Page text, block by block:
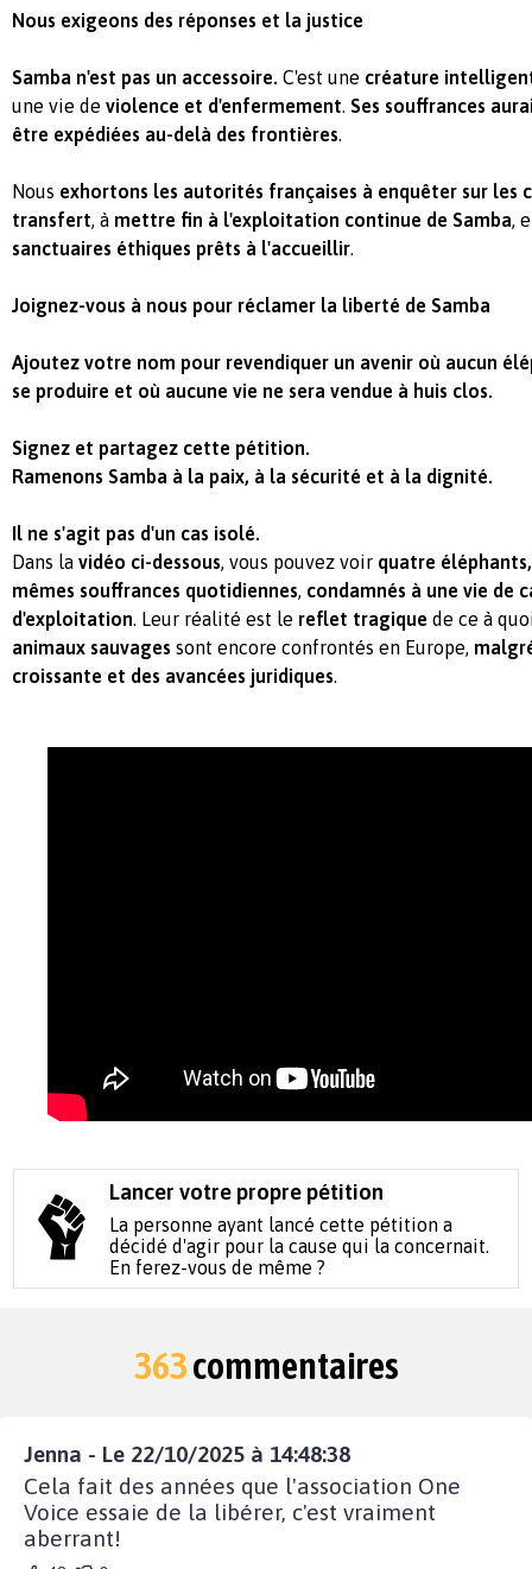
Nous exigeons des réponses et la justice
Samba n'est pas un accessoire. C'est une créature
une vie de violence et d'enfermement. Ses souffrances
être expédiées au-delà des frontières.
Nous exhortons les autorités françaises à enquêter sur les
transfert, à mettre fin à l'exploitation continue de Samba,
sanctuaires éthiques prêts à l'accueillir.
Joignez-vous à nous pour réclamer la liberté de Samba
Ajoutez votre nom pour revendiquer un avenir où aucun
se produire et où aucune vie ne sera vendue à huis clos.
Signez et partagez cette pétition.
Ramenons Samba à la paix, à la sécurité et à la dignité.
Il ne s'agit pas d'un cas isolé.
Dans la vidéo ci-dessous, vous pouvez voir quatre
mêmes souffrances quotidiennes, condamnés à une vie de
d'exploitation. Leur réalité est le reflet tragique de ce à
animaux sauvages sont encore confrontés en Europe,
croissante et des avancées juridiques.
Lancer votre propre pétition
La personne ayant lancé cette pétition a
décidé d'agir pour la cause qui la concernait.
En ferez-vous de même ?
363commentaires
Jenna - Le 22/10/2025 à 14:48:38
Cela fait des années que l'association One
Voice essaie de la libérer, c'est vraiment
aberrant!